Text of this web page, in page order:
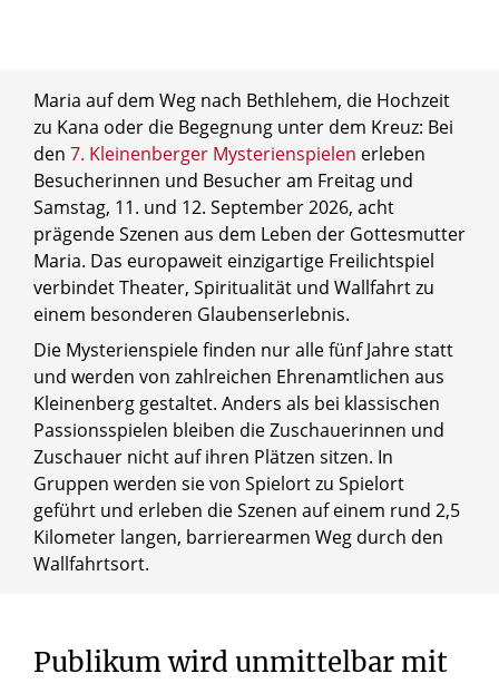
Maria auf dem Weg nach Bethlehem, die Hochzeit
zu Kana oder die Begegnung unter dem Kreuz: Bei
den 7. Kleinenberger Mysterienspielen erleben
Besucherinnen und Besucher am Freitag und
Samstag, 11. und 12. September 2026, acht
prägende Szenen aus dem Leben der Gottesmutter
Maria. Das europaweit einzigartige Freilichtspiel
verbindet Theater, Spiritualität und Wallfahrt zu
einem besonderen Glaubenserlebnis.
Die Mysterienspiele finden nur alle fünf Jahre statt
und werden von zahlreichen Ehrenamtlichen aus
Kleinenberg gestaltet. Anders als bei klassischen
Passionsspielen bleiben die Zuschauerinnen und
Zuschauer nicht auf ihren Plätzen sitzen. In
Gruppen werden sie von Spielort zu Spielort
geführt und erleben die Szenen auf einem rund 2,5
Kilometer langen, barrierearmen Weg durch den
Wallfahrtsort.
Publikum wird unmittelbar mit